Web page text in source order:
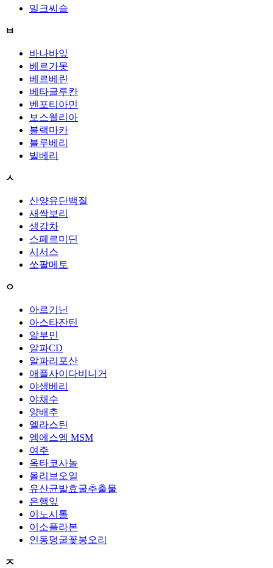
밀크씨슬
ㅂ
바나바잎
베르가못
베르베린
베타글루칸
벤포티아민
보스웰리아
블랙마카
블루베리
빌베리
ㅅ
산양유단백질
새싹보리
생강차
스페르미딘
시서스
쏘팔메토
ㅇ
아르기닌
아스타잔틴
알부민
알파CD
알파리포산
애플사이다비니거
야생베리
야채수
양배추
엘라스틴
엠에스엠 MSM
여주
옥타코사놀
올리브오일
유산균발효굴추출물
은행잎
이노시톨
이소플라본
인동덩굴꽃봉오리
ㅈ